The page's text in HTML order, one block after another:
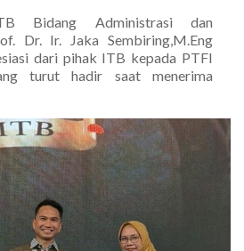
Bidang Administrasi dan
Dr. Ir. Jaka Sembiring,M.Eng
dari pihak ITB kepada PTFI
turut hadir saat menerima